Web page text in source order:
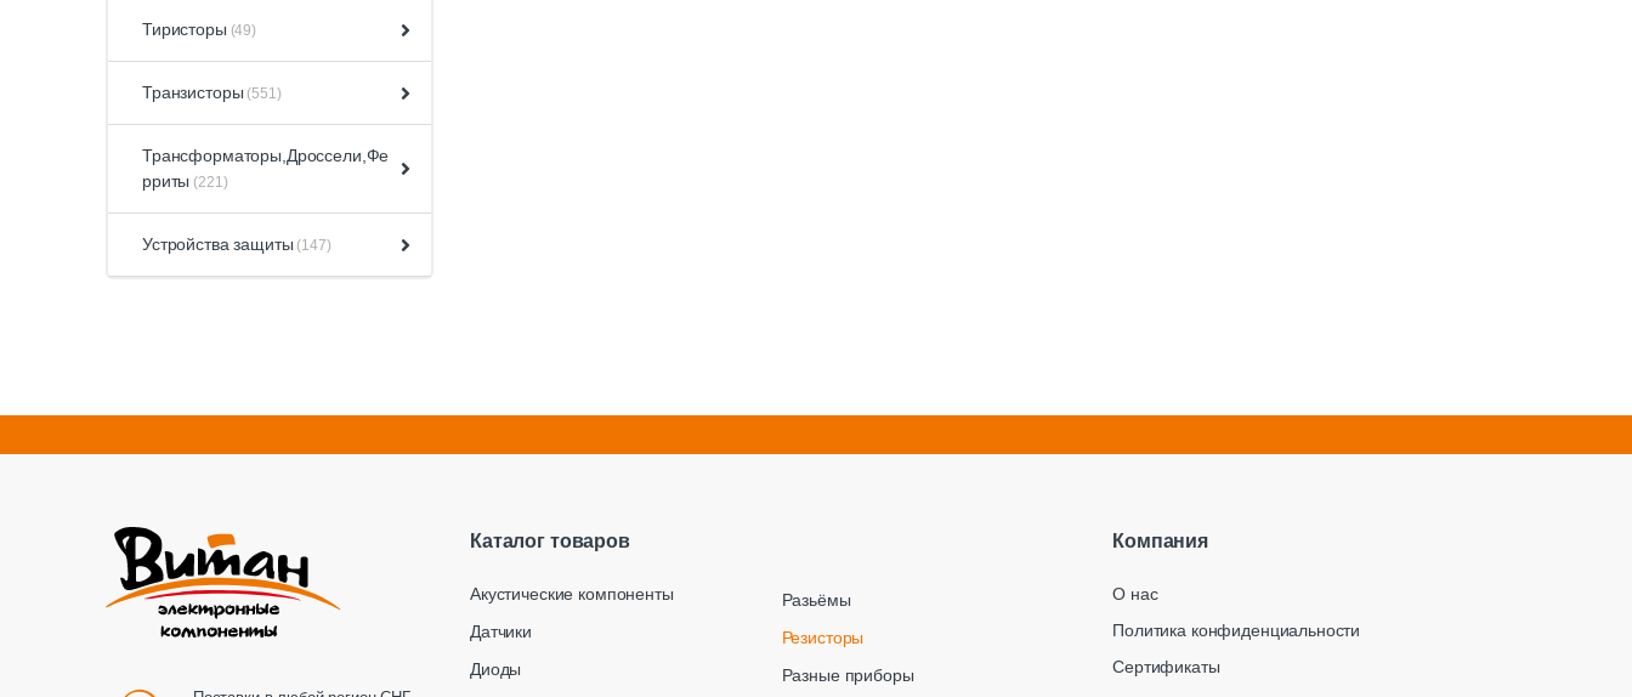
Тиристоры (49)
Транзисторы (551)
Трансформаторы,Дроссели,Фе
рриты (221)
Устройства защиты (147)
Каталог товаров
Акустические компоненты
Датчики
Диоды
Разьёмы
Резисторы
Разные приборы
Компания
О нас
Политика конфиденциальности
Сертификаты